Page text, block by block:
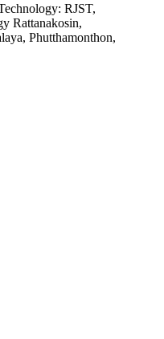
RJST,
Rattanakosin,
Phutthamonthon,